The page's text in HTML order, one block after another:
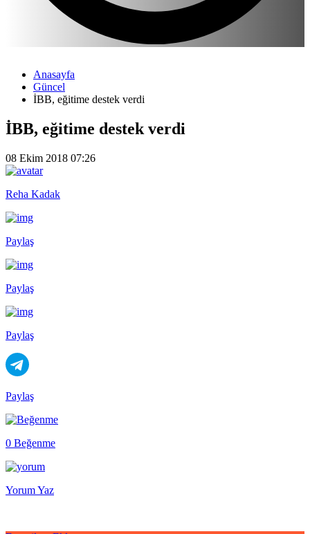
Anasayfa
Güncel
İBB, eğitime destek verdi
İBB, eğitime destek verdi
08 Ekim 2018 07:26
Reha Kadak
Paylaş
Paylaş
Paylaş
Paylaş
0 Beğenme
Yorum Yaz